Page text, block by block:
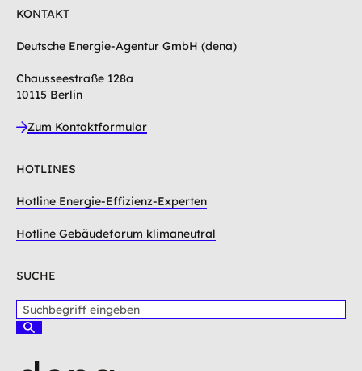
KONTAKT
Deutsche Energie-Agentur GmbH (dena)
Chausseestraße 128a
10115 Berlin
Zum Kontaktformular
HOTLINES
Hotline Energie-Effizienz-Experten
Hotline Gebäudeforum klimaneutral
SUCHE
u
S
h